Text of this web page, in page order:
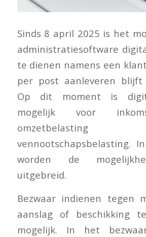
Sinds 8 april 2025 is het
administratiesoftware
te dienen namens een
per post aanleveren blijft
Op dit moment is
mogelijk voor
vennootschapsbelasting.
worden de
uitgebreid.
Bezwaar indienen tegen
aanslag of beschikking
mogelijk. In het